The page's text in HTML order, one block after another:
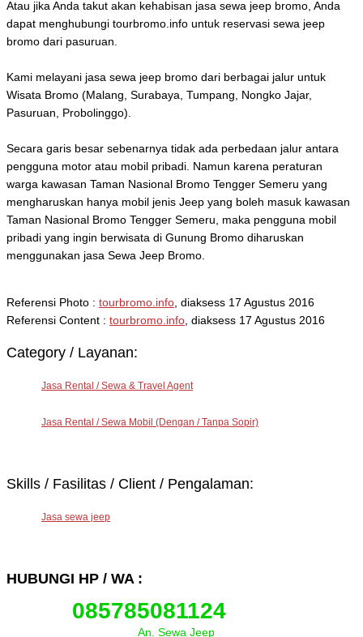
Atau jika Anda takut akan kehabisan jasa sewa jeep bromo, Anda
dapat menghubungi tourbromo.info untuk reservasi sewa jeep
bromo dari pasuruan.
Kami melayani jasa sewa jeep bromo dari berbagai jalur untuk
Wisata Bromo (Malang, Surabaya, Tumpang, Nongko Jajar,
Pasuruan, Probolinggo).
Secara garis besar sebenarnya tidak ada perbedaan jalur antara
pengguna motor atau mobil pribadi. Namun karena peraturan
warga kawasan Taman Nasional Bromo Tengger Semeru yang
mengharuskan hanya mobil jenis Jeep yang boleh masuk kawasan
Taman Nasional Bromo Tengger Semeru, maka pengguna mobil
pribadi yang ingin berwisata di Gunung Bromo diharuskan
menggunakan jasa Sewa Jeep Bromo.
Referensi Photo : tourbromo.info , diaksess 17 Agustus 2016
Referensi Content : tourbromo.info , diaksess 17 Agustus 2016
Category / Layanan:
Jasa Rental / Sewa & Travel Agent
Jasa Rental / Sewa Mobil (Dengan / Tanpa Sopir)
Skills / Fasilitas / Client / Pengalaman:
Jasa sewa jeep
HUBUNGI HP / WA :
085785081124
An. Sewa Jeep